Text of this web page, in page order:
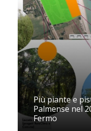
Più piante e
Palmense nel
Fermo